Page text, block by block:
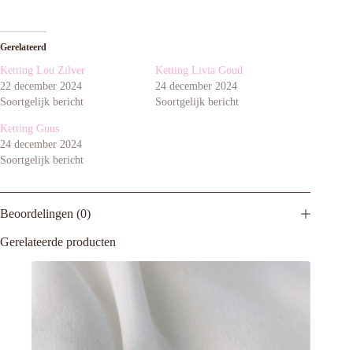
Gerelateerd
Ketting Lou Zilver
22 december 2024
Soortgelijk bericht
Ketting Livia Goud
24 december 2024
Soortgelijk bericht
Ketting Guus
24 december 2024
Soortgelijk bericht
Beoordelingen (0)
Gerelateerde producten